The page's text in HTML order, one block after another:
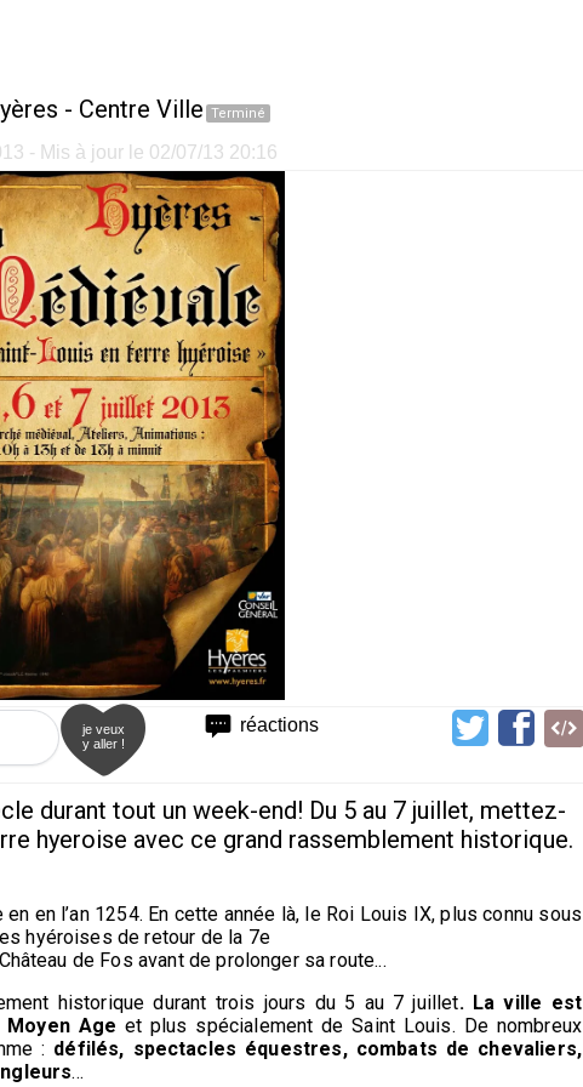
- Centre Ville Terminé
- Mis à jour le 02/07/13 20:16
réactions
je veux
y aller !
durant tout un week-end! Du 5 au 7 juillet, mettez-
hyeroise avec ce grand rassemblement historique.
en l’an 1254. En cette année là, le Roi Louis IX, plus connu sous
hyéroises de retour de la 7e
de Fos avant de prolonger sa route...
historique durant trois jours du 5 au 7 juillet. La ville est
Age et plus spécialement de Saint Louis. De nombreux
: défilés, spectacles équestres, combats de chevaliers,
...